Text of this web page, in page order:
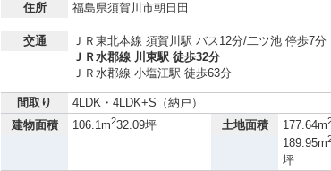
住所 福島県須賀川市朝日田
交通
ＪＲ東北本線 須賀川駅 バス12分/二ツ池 停歩7分
ＪＲ水郡線 川東駅 徒歩32分
ＪＲ水郡線 小塩江駅 徒歩63分
間取り
4LDK・4LDK+S（納戸）
建物面積
106.1m232.09坪 土地面積 177.64m
189.95m
坪